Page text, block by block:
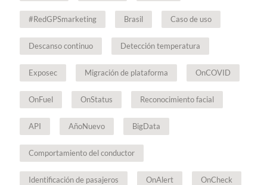
#RedGPSmarketing Brasil Caso de uso
Descanso continuo Detección temperatura
Exposec Migración de plataforma OnCOVID
OnFuel OnStatus Reconocimiento facial
API AñoNuevo BigData
Comportamiento del conductor
Identificación de pasajeros OnAlert OnCheck